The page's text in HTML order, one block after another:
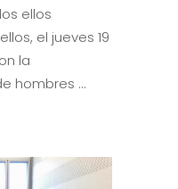
ellos
el jueves 19
la
hombres